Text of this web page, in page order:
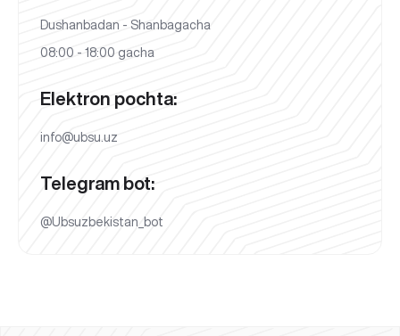
Dushanbadan - Shanbagacha
08:00 - 18:00 gacha
Elektron pochta:
info@ubsu.uz
Telegram bot:
@Ubsuzbekistan_bot